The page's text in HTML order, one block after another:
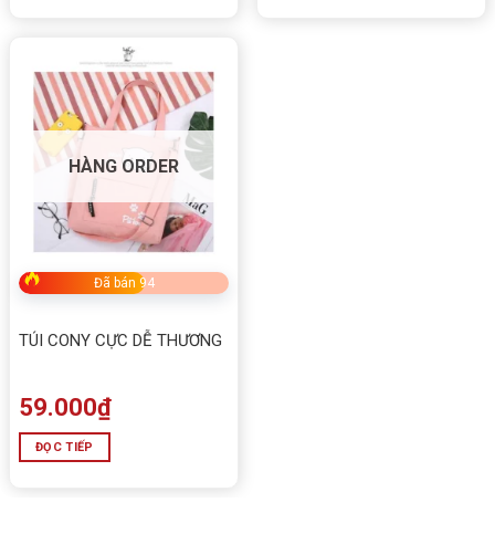
HÀNG ORDER
Đã bán 94
TÚI CONY CỰC DỄ THƯƠNG
59.000₫
ĐỌC TIẾP